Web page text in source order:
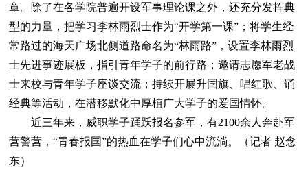
章。除了在各学院普遍开设军事理论课之外，还充分发挥典
型的力量，把学习李林雨烈士作为“开学第一课”；将学生经
常路过的海天广场北侧道路命名为“林雨路”，设置李林雨烈
士先进事迹展板，指引青年学子的前行路；邀请志愿军老战
士来校与青年学子座谈交流；持续开展升国旗、唱红歌、诵
经典等活动，在潜移默化中厚植广大学子的爱国情怀。
近三年来，威职学子踊跃报名参军，有2100余人奔赴军
营警营，“青春报国”的热血在学子们心中流淌。（记者 赵念
东）